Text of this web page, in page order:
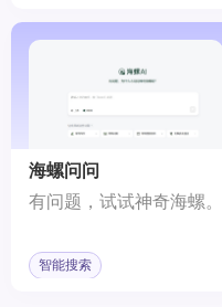
海螺问问
有问题，试试神奇海螺。
智能搜索